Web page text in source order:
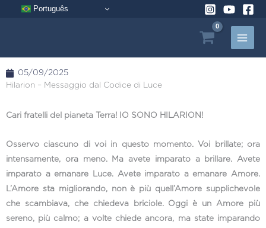
Português
05/09/2025
Hilarion – Messaggio dal Codice di Luce
Cari fratelli del pianeta Terra! IO SONO HILARION!
Osservo ciascuno di voi in questo momento. Voi brillate; ora
intensamente, ora meno. Ma avete imparato a brillare. Avete
imparato a emanare Luce. Avete imparato a emanare Amore.
L’Amore sta migliorando, non è più quell’Amore supplichevole
che scambiava, che chiedeva briciole. Oggi è un Amore più
sereno, più calmo; a volte chiede ancora, ma state imparando